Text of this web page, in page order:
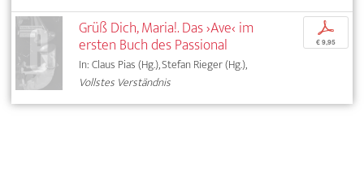
Grüß Dich, Maria!. Das ›Ave‹ im
ersten Buch des Passional
In: Claus Pias (Hg.), Stefan Rieger (Hg.),
Vollstes Verständnis
p
€ 9,95